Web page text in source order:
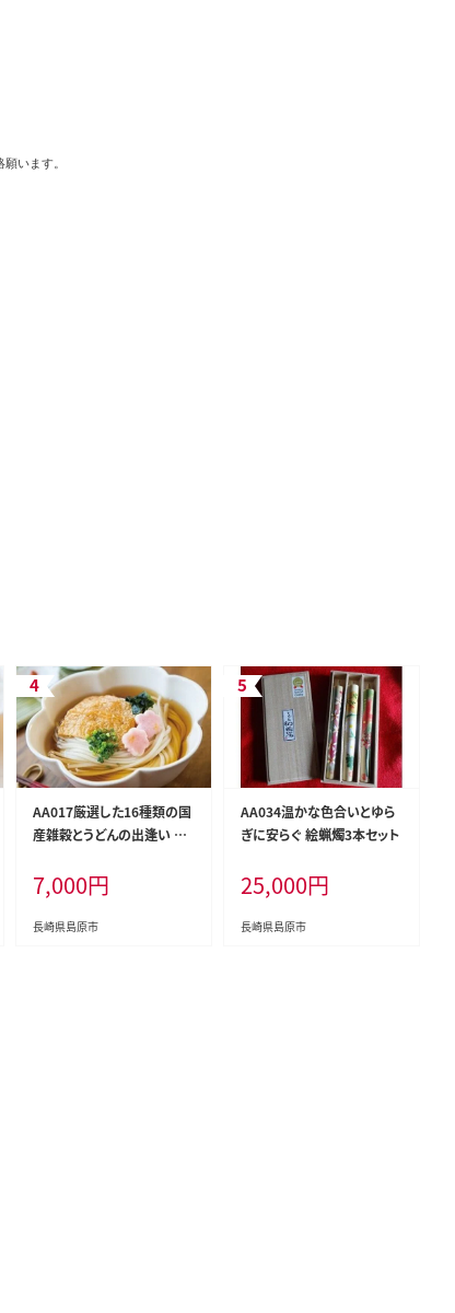
います。
AA017厳選した16種類の国
産雑穀とうどんの出逢い 十
7,000円
長崎県島原市
AA034温かな色合いとゆら
ぎに安らぐ 絵蝋燭3本セット
25,000円
長崎県島原市